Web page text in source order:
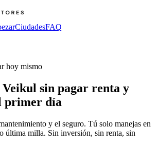
CiudadesFAQ
hoy mismo
Veikul sin pagar renta y
primer día
y el seguro. Tú solo manejas en
última milla. Sin inversión, sin renta, sin